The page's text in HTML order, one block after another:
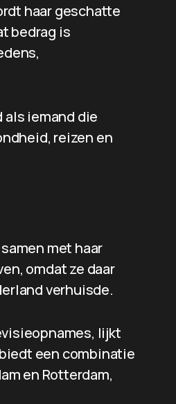
haar geschatte
bedrag is
iemand die
reizen en
met haar
omdat ze daar
verhuisde.
lijkt
een combinatie
en Rotterdam,